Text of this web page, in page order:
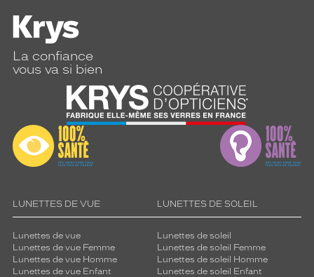
La confiance
vous va si bien
LUNETTES DE VUE
Lunettes de vue
Lunettes de vue Femme
Lunettes de vue Homme
Lunettes de vue Enfant
LUNETTES DE SOLEIL
Lunettes de soleil
Lunettes de soleil Femme
Lunettes de soleil Homme
Lunettes de soleil Enfant